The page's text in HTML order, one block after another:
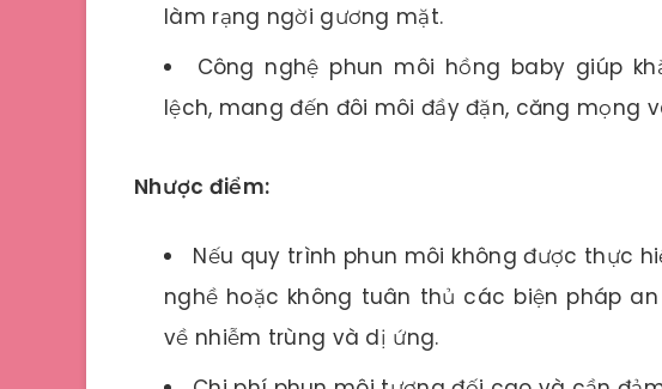
làm rạng ngời gương mặt.
Công nghệ phun môi hồng baby giúp
lệch, mang đến đôi môi đầy đặn, căng mọng
Nhược điểm:
Nếu quy trình phun môi không được thực
nghề hoặc không tuân thủ các biện pháp
về nhiễm trùng và dị ứng.